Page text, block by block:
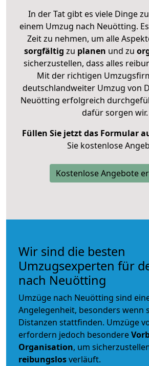
In der Tat gibt es viele Dinge
einem Umzug nach Neuötting.
Zeit zu nehmen, um alle
sorgfältig zu planen und zu
sicherzustellen, dass alles
Mit der richtigen
deutschlandweiter Umzug von
Neuötting erfolgreich
dafür sorgen wir.
Füllen Sie jetzt das Formular
Sie kostenlose
Kostenlose Angebote
Wir sind die besten
Umzugsexperten für
nach Neuötting
Umzüge nach Neuötting sind
Angelegenheit, besonders wenn
Distanzen stattfinden. Umzüge
erfordern jedoch besondere
Organisation, um
reibungslosverläuft.